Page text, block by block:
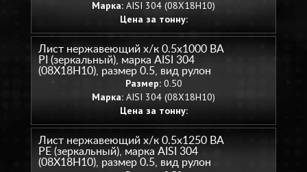
Марка: AISI 304 (08Х18Н10)
Цена за тонну:
Лист нержавеющий х/к 0.5х1000 BA
PI (зеркальный), марка AISI 304
(08Х18Н10), размер 0.5, вид рулон
Размер:0.50
Марка: AISI 304 (08Х18Н10)
Цена за тонну:
Лист нержавеющий х/к 0.5х1250 BA
PE (зеркальный), марка AISI 304
(08Х18Н10), размер 0.5, вид рулон